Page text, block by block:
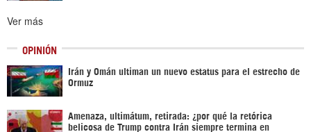
Ver más
OPINIÓN
Irán y Omán ultiman un nuevo estatus para el estrecho de
Ormuz
Amenaza, ultimátum, retirada: ¿por qué la retórica
belicosa de Trump contra Irán siempre termina en